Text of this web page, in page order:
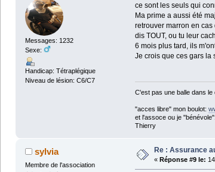
Messages: 1232
Sexe:
Handicap: Tétraplégique
Niveau de lésion: C6/C7
ce sont les seuls qui
Ma prime a aussi été
retrouver marron en
dis TOUT, ou tu leur
6 mois plus tard, ils
Je crois que ces gars la
C'est pas une balle dans
"acces libre" mon boulot:
et l'assoce ou je
Thierry
sylvia
Membre de l'association
Re : Assurance
« Réponse #9 le: